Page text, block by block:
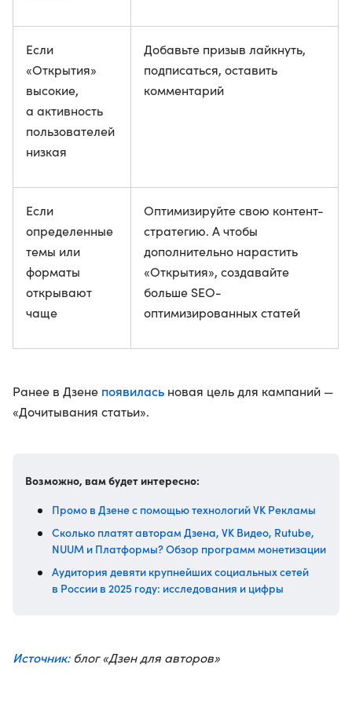
Если
«Открытия»
высокие,
а активность
пользователей
низкая
Добавьте призыв лайкнуть,
подписаться, оставить
комментарий
Если
определенные
темы или
форматы
открывают
чаще
Оптимизируйте свою контент-
стратегию. А чтобы
дополнительно нарастить
«Открытия», создавайте
больше SEO-
оптимизированных статей
Ранее в Дзене появилась новая цель для кампаний —
«Дочитывания статьи».
Возможно, вам будет интересно:
Промо в Дзене с помощью технологий VK Рекламы
Сколько платят авторам Дзена, VK Видео, Rutube,
NUUM и Платформы? Обзор программ монетизации
Аудитория девяти крупнейших социальных сетей
в России в 2025 году: исследования и цифры
Источник:блог «Дзен для авторов»